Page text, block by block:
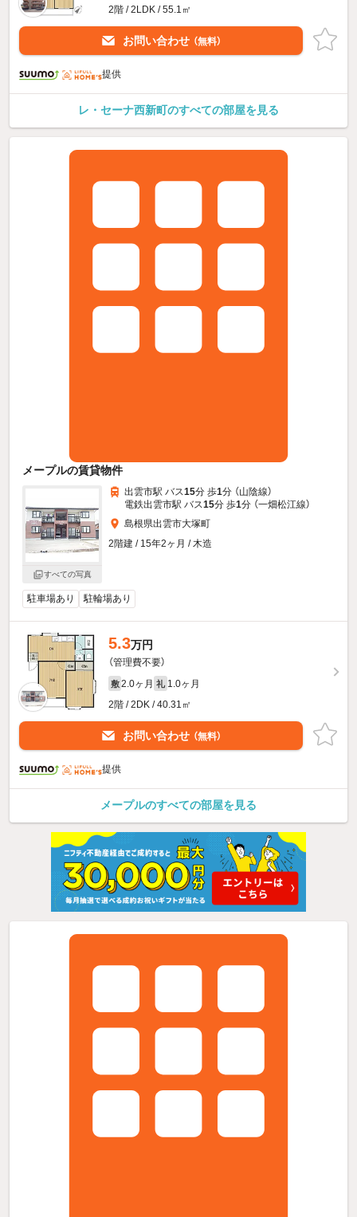
2階 / 2LDK / 55.1㎡
お問い合わせ （無料）
提供
レ・セーナ西新町のすべての部屋を見る
メープルの賃貸物件
すべての写真
出雲市駅 バス15分 歩1分 （山陰線）
電鉄出雲市駅 バス15分 歩1分 （一畑松江線）
島根県出雲市大塚町
2階建 / 15年2ヶ月 / 木造
駐車場あり 駐輪場あり
5.3万円
（管理費不要）
敷 2.0ヶ月 礼 1.0ヶ月
2階 / 2DK / 40.31㎡
お問い合わせ （無料）
提供
メープルのすべての部屋を見る